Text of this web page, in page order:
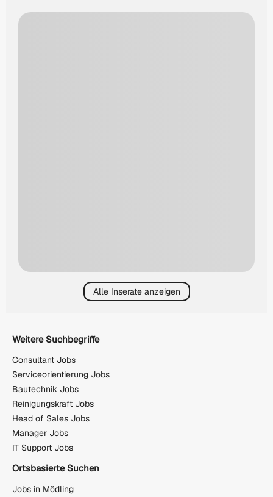
Alle Inserate anzeigen
Weitere Suchbegriffe
Consultant Jobs
Serviceorientierung Jobs
Bautechnik Jobs
Reinigungskraft Jobs
Head of Sales Jobs
Manager Jobs
IT Support Jobs
Ortsbasierte Suchen
Jobs in Mödling